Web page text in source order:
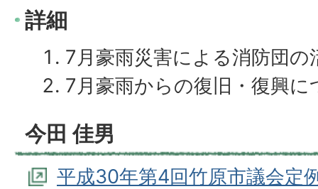
詳細
7月豪雨災害による消防団の
7月豪雨からの復旧・復興に
今田 佳男
平成30年第4回竹原市議会定